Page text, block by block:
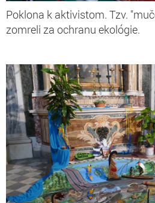
Poklona k aktivistom. Tzv.
zomreli za ochranu ekológie.